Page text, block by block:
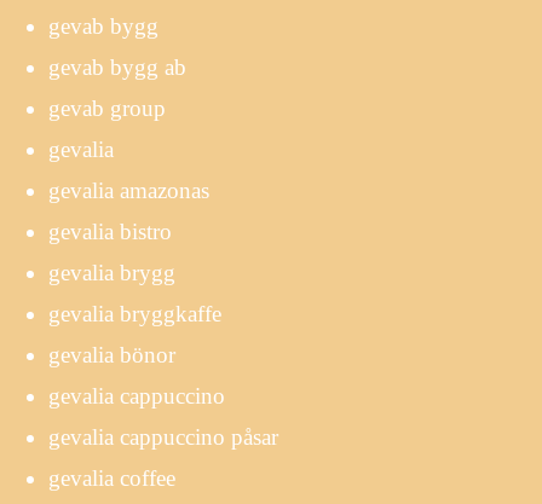
gevab bygg
gevab bygg ab
gevab group
gevalia
gevalia amazonas
gevalia bistro
gevalia brygg
gevalia bryggkaffe
gevalia bönor
gevalia cappuccino
gevalia cappuccino påsar
gevalia coffee